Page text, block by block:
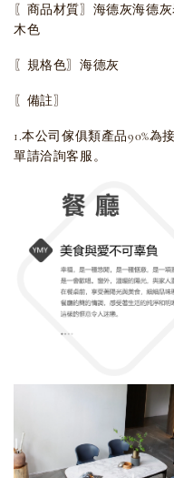
〖商品材質〗海德灰海德
木色
〖規格色〗海德灰
〖備註〗
1.本公司傢俱類產品90%為
單請洽詢客服。